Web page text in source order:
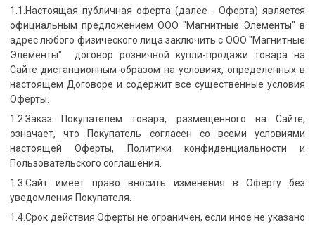
1.1.Настоящая публичная оферта (далее - Оферта) является
официальным предложением ООО "Магнитные Элементы" в
адрес любого физического лица заключить с ООО "Магнитные
Элементы" договор розничной купли-продажи товара на
Сайте дистанционным образом на условиях, определенных в
настоящем Договоре и содержит все существенные условия
Оферты.
1.2.Заказ Покупателем товара, размещенного на Сайте,
означает, что Покупатель согласен со всеми условиями
настоящей Оферты, Политики конфиденциальности и
Пользовательского соглашения.
1.3.Сайт имеет право вносить изменения в Оферту без
уведомления Покупателя.
1.4.Срок действия Оферты не ограничен, если иное не указано